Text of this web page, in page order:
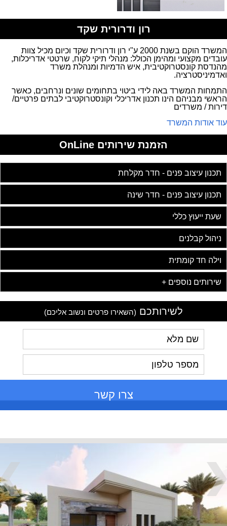
רון ודרורית שקד
המשרד הוקם בשנת 2000 ע"י רון ודרורית שקד וכיום מכיל צוות
עובדים מקצועי ומהימן הכולל: מנהלי תיקי לקוח, שרטטי אדריכלות,
מהנדסת קונסטרוקטיבית, איש הדמיות ומנהלת משרד
ואדמיניסטרציה.
התמחות המשרד באה לידי ביטוי בתחומים שונים ונרחבים, כאשר
הראשי מבניהם הינו תכנון אדריכלי וקונסטרוקטיבי לבתים פרטיים/
דירות / משרדים
עוד אודות המשרד
הזמנת שירותים OnLine
תכנון עיצוב פנים - חדר מקלחת
תכנון עיצוב פנים - חדר שינה
שעת ייעוץ כללי
ניהול קבלנים
וילה חד קומתית
שירותים נוספים +
לשירותכם (השאירו פרטים ונשוב אליכם)